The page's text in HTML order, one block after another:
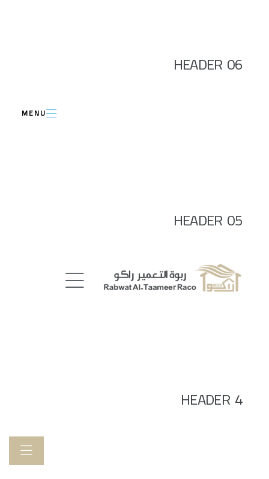
HEADER 06
MENU
HEADER 05
HEADER 4